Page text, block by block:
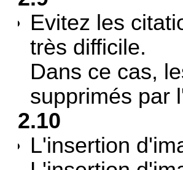
Evitez les
très difficile.
Dans ce cas,
supprimés par
2.10
L'insertion